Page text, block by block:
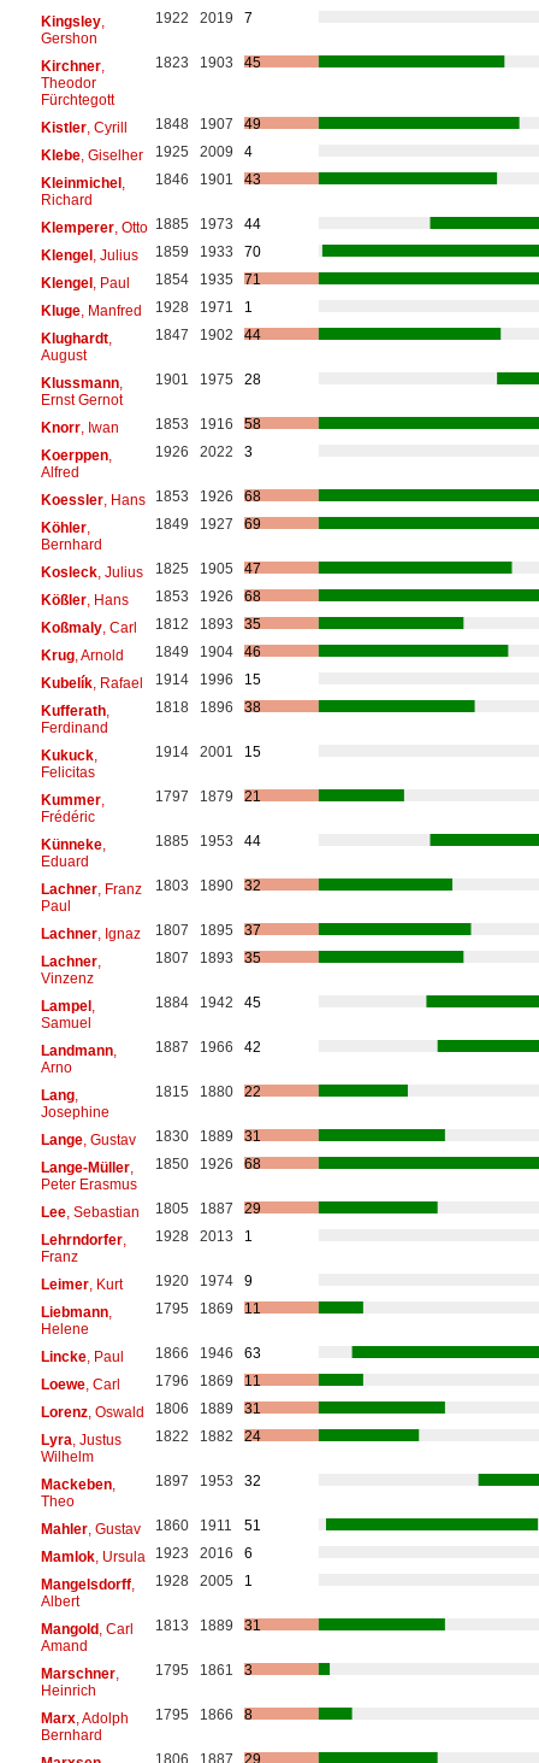
Kingsley,
Gershon
1922 2019 7
Kirchner,
Theodor
Fürchtegott
1823 1903 45
Kistler, Cyrill 1848 1907
49
Klebe, Giselher 1925 2009
4
Kleinmichel,
Richard
1846 1901 43
Klemperer, Otto 1885 1973
44
Klengel, Julius 1859 1933
70
Klengel, Paul 1854 1935
71
Kluge, Manfred 1928 1971
1
Klughardt,
August
1847 1902 44
Klussmann,
Ernst Gernot
1901 1975 28
Knorr, Iwan 1853 1916
58
Koerppen,
Alfred
1926 2022 3
Koessler, Hans 1853 1926
68
Köhler,
Bernhard
1849 1927 69
Kosleck, Julius 1825 1905
47
Kößler, Hans 1853 1926
68
Koßmaly, Carl 1812 1893
35
Krug, Arnold 1849 1904
46
Kubelík, Rafael 1914 1996
15
Kufferath,
Ferdinand
1818 1896 38
Kukuck,
Felicitas
1914 2001 15
Kummer,
Frédéric
1797 1879 21
Künneke,
Eduard
1885 1953 44
Lachner, Franz
Paul
1803 1890 32
Lachner, Ignaz 1807 1895
37
Lachner,
Vinzenz
1807 1893 35
Lampel,
Samuel
1884 1942 45
Landmann,
Arno
1887 1966 42
Lang,
Josephine
1815 1880 22
Lange, Gustav 1830 1889
31
Lange-Müller,
Peter Erasmus
1850 1926 68
Lee, Sebastian 1805 1887
29
Lehrndorfer,
Franz
1928 2013 1
Leimer, Kurt 1920 1974
9
Liebmann,
Helene
1795 1869 11
Lincke, Paul 1866 1946
63
Loewe, Carl 1796 1869
11
Lorenz, Oswald 1806 1889
31
Lyra , Justus
Wilhelm
1822 1882 24
Mackeben,
Theo
1897 1953 32
Mahler, Gustav 1860 1911
51
Mamlok, Ursula 1923 2016
6
Mangelsdorff,
Albert
1928 2005 1
Mangold, Carl
Amand
1813 1889 31
Marschner,
Heinrich
1795 1861 3
Marx, Adolph
Bernhard
1795 1866 8
1806 1887 29